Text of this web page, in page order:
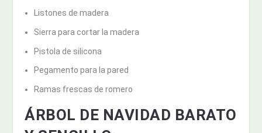
Listones de madera
Sierra para cortar la madera
Pistola de silicona
Pegamento para la pared
Ramas frescas de romero
ÁRBOL DE NAVIDAD BARATO